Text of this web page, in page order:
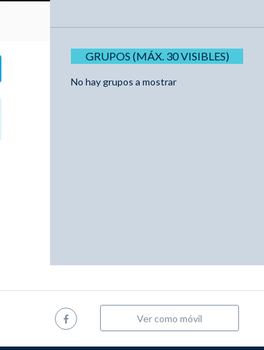
GRUPOS (MÁX. 30 VISIBLES)
No hay grupos a mostrar